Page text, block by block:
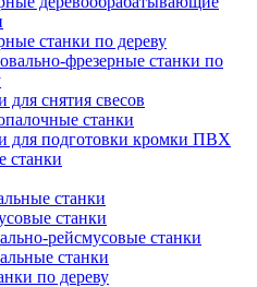
станки по дереву
фрезерные станки по
для снятия свесов
станки
для подготовки кромки ПВХ
станки
станки
станки
рейсмусовые станки
станки
по дереву